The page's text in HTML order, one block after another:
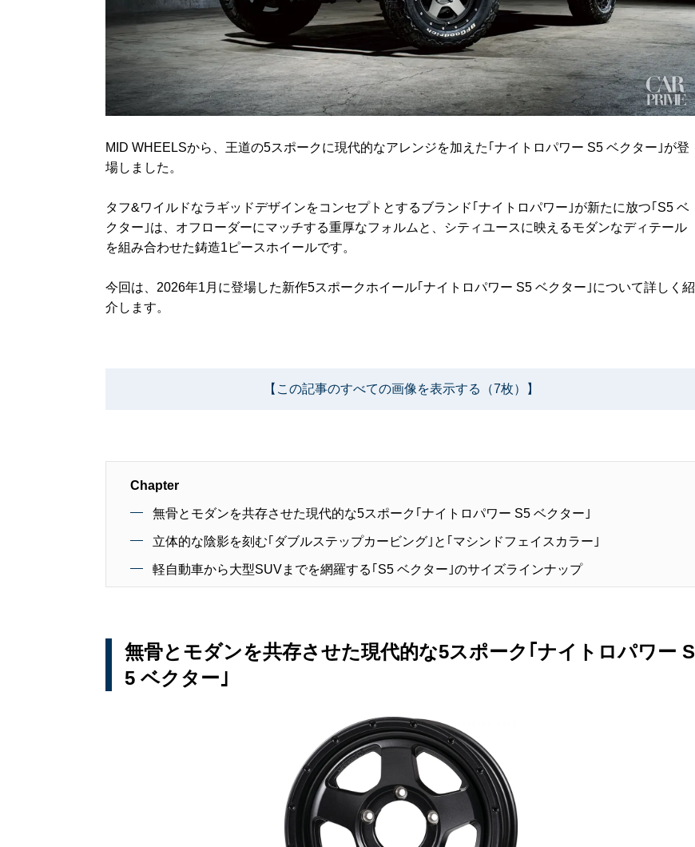
MID WHEELSから、王道の5スポークに現代的なアレンジを加えた｢ナイトロパワー S5 ベクター｣が登
場しました。
タフ&ワイルドなラギッドデザインをコンセプトとするブランド｢ナイトロパワー｣が新たに放つ｢S5 ベ
クター｣は、オフローダーにマッチする重厚なフォルムと、シティユースに映えるモダンなディテール
を組み合わせた鋳造1ピースホイールです。
今回は、2026年1月に登場した新作5スポークホイール｢ナイトロパワー S5 ベクター｣について詳しく紹
介します。
【この記事のすべての画像を表示する（7枚）】
Chapter
無骨とモダンを共存させた現代的な5スポーク｢ナイトロパワー S5 ベクター｣
立体的な陰影を刻む｢ダブルステップカービング｣と｢マシンドフェイスカラー｣
軽自動車から大型SUVまでを網羅する｢S5 ベクター｣のサイズラインナップ
無骨とモダンを共存させた現代的な5スポーク｢ナイトロパワー S
5 ベクター｣